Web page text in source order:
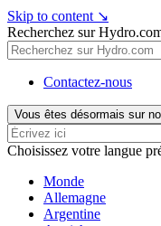
Skip to content ↘
Recherchez sur
Contactez-nous
Vous êtes désormais sur
Choisissez votre langue
Monde
Allemagne
Argentine